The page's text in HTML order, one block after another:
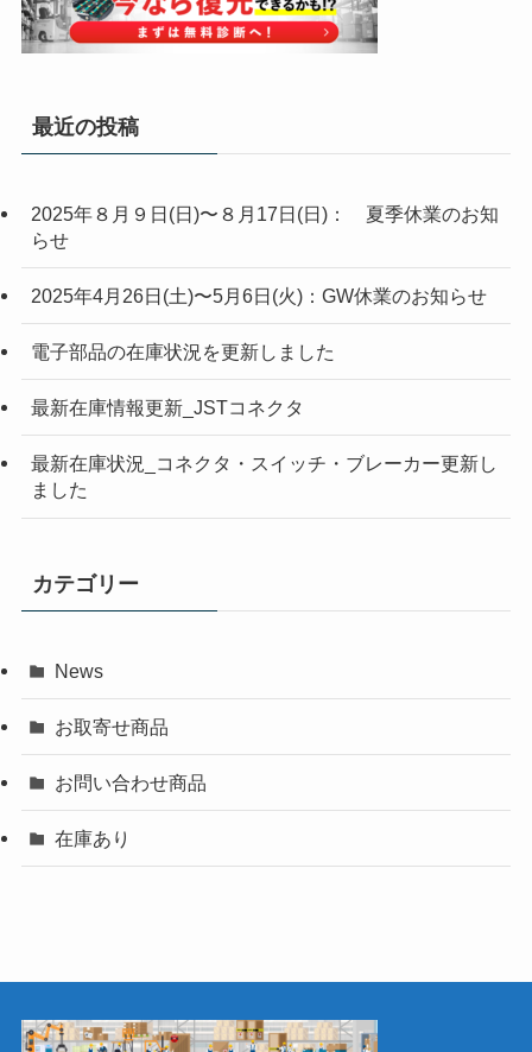
最近の投稿
2025年８月９日(日)〜８月17日(日)： 夏季休業のお知
らせ
2025年4月26日(土)〜5月6日(火)：GW休業のお知らせ
電子部品の在庫状況を更新しました
最新在庫情報更新_JSTコネクタ
最新在庫状況_コネクタ・スイッチ・ブレーカー更新し
ました
カテゴリー
News
お取寄せ商品
お問い合わせ商品
在庫あり